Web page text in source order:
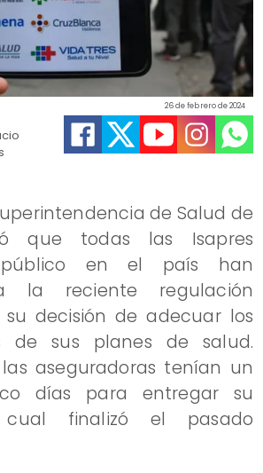
26 de febrero de 2024
de Salud de
que todas las Isapres
en el país han
la reciente regulación
decisión de adecuar los
de sus planes de salud.
aseguradoras tenían un
días para entregar su
finalizó el pasado